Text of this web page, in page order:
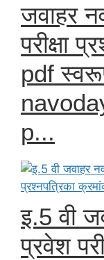
जवाहर
परीक्षा
pdf
p...
इ.5 वी
प्रवेश